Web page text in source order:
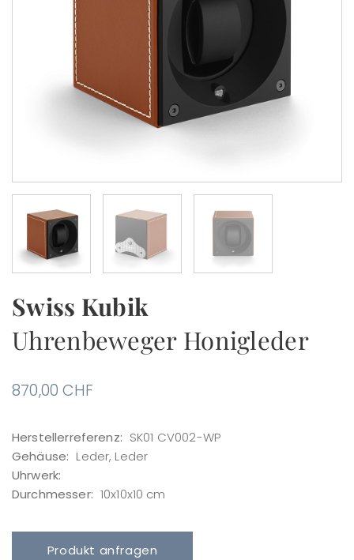
Swiss Kubik
Uhrenbeweger Honigleder
870,00CHF
Herstellerreferenz: SK01 CV002-WP
Gehäuse: Leder, Leder
Uhrwerk:
Durchmesser: 10x10x10 cm
Produkt anfragen